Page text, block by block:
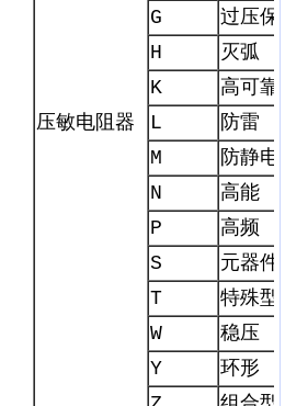
压敏电阻器
G
过压保
H
灭弧
K
高可靠
L
防雷
M
防静电
N
高能
P
高频
S
元器件
T
特殊型
W
稳压
Y
环形